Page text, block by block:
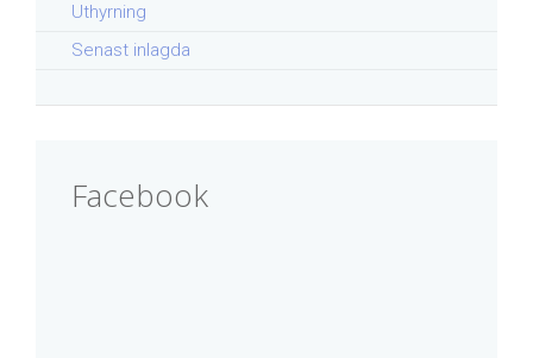
Uthyrning
Senast inlagda
Facebook